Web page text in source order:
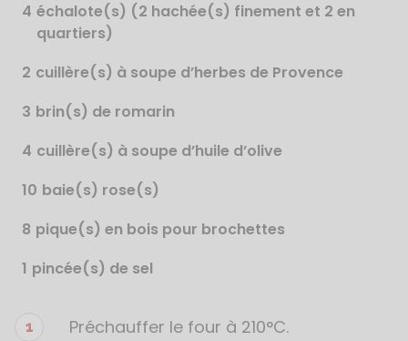
4 échalote(s) (2 hachée(s) finement et 2 en
quartiers)
2 cuillère(s) à soupe d’herbes de Provence
3 brin(s) de romarin
4 cuillère(s) à soupe d’huile d’olive
10 baie(s) rose(s)
8 pique(s) en bois pour brochettes
1 pincée(s) de sel
Étapes
Préchauffer le four à 210°C.